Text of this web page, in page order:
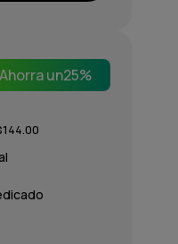
Ahorra un25%